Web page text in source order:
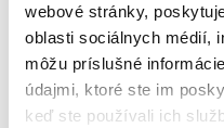
webové stránky,
oblasti sociálnych médií,
môžu príslušné
údajmi, ktoré ste im
keď ste používali ich